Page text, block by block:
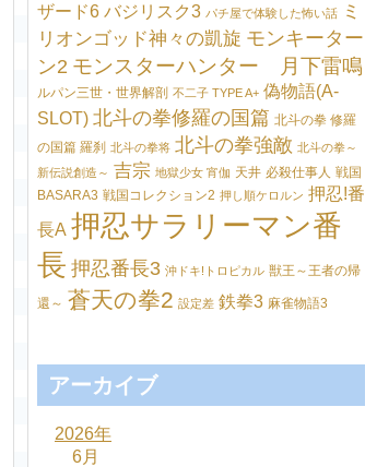
ザード6 バジリスク3 パチ屋で体験した怖い話
ミ
リオンゴッド神々の凱旋 モンキーター
ン2 モンスターハンター 月下雷鳴
ルパン三世・世界解剖 不二子 TYPE A+ 偽物語(A-
SLOT) 北斗の拳修羅の国篇 北斗の拳 修羅
の国篇 羅刹 北斗の拳将 北斗の拳強敵 北斗の拳～
新伝説創造～ 吉宗 地獄少女 宵伽 天井 必殺仕事人 戦国
BASARA3 戦国コレクション2 押し順ケロルン 押忍!番
長A 押忍サラリーマン番
長 押忍番長3 沖ドキ!トロピカル 獣王～王者の帰
還～ 蒼天の拳2 設定差 鉄拳3 麻雀物語3
アーカイブ
2026年
6月